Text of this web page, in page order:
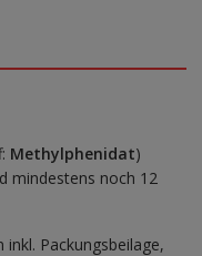
Methylphenidat)
mindestens noch 12
inkl. Packungsbeilage,